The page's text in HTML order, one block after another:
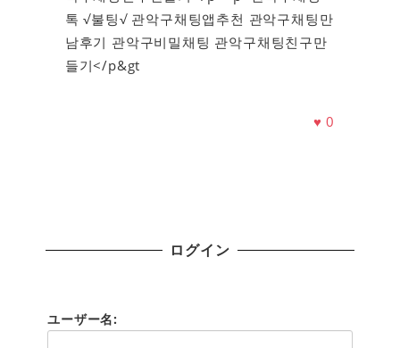
톡 √불팅√ 관악구채팅앱추천 관악구채팅만
남후기 관악구비밀채팅 관악구채팅친구만
들기</p&gt
♥0
ログイン
ユーザー名: